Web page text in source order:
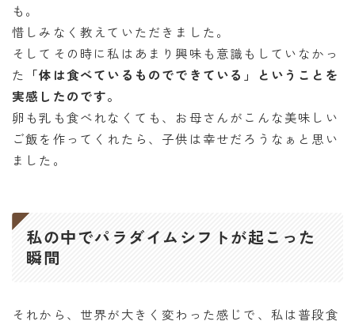
も。
惜しみなく教えていただきました。
そしてその時に私はあまり興味も意識もしていなかっ
た
「体は食べているものでできている」ということを
実感したのです。
卵も乳も食べれなくても、お母さんがこんな美味しい
ご飯を作ってくれたら、子供は幸せだろうなぁと思い
ました。
私の中でパラダイムシフトが起こった
瞬間
それから、世界が大きく変わった感じで、私は普段食